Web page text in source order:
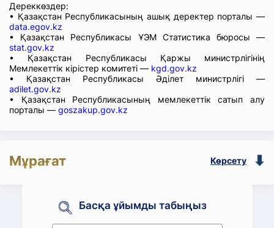
Дереккөздер:
• Қазақстан Республикасының ашық деректер порталы —
data.egov.kz
• Қазақстан Республикасы ҰЭМ Статистика бюросы —
stat.gov.kz
• Қазақстан Республикасы Қаржы министрлігінің
Мемлекеттік кірістер комитеті — kgd.gov.kz
• Қазақстан Республикасы Әділет министрлігі —
adilet.gov.kz
• Қазақстан Республикасының мемлекеттік сатып алу
порталы — goszakup.gov.kz
Мұрағат Көрсету
Басқа ұйымды табыңыз